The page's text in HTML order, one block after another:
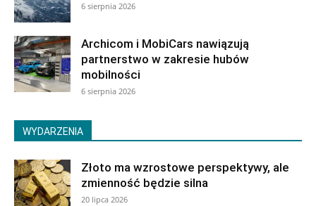
6 sierpnia 2026
Archicom i MobiCars nawiązują
partnerstwo w zakresie hubów
mobilności
6 sierpnia 2026
WYDARZENIA
Złoto ma wzrostowe perspektywy, ale
zmienność będzie silna
20 lipca 2026